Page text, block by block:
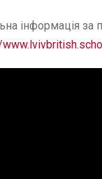
інформація за